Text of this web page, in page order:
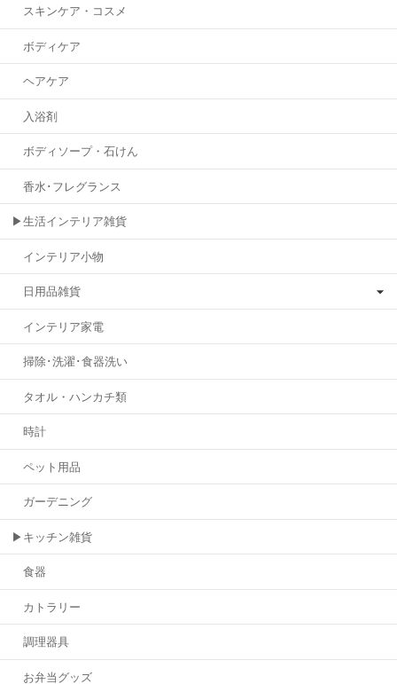
スキンケア・コスメ
ボディケア
ヘアケア
入浴剤
ボディソープ・石けん
香水･フレグランス
▶生活インテリア雑貨
インテリア小物
日用品雑貨
インテリア家電
掃除･洗濯･食器洗い
タオル・ハンカチ類
時計
ペット用品
ガーデニング
▶キッチン雑貨
食器
カトラリー
調理器具
お弁当グッズ